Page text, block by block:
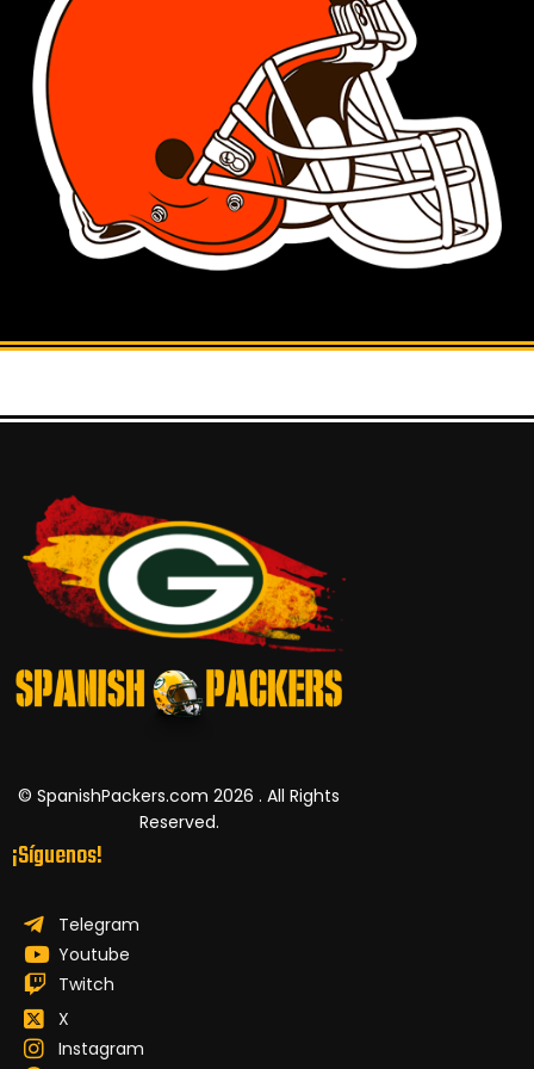
© SpanishPackers.com 2026 . All Rights
Reserved.
¡Síguenos!
Telegram
Youtube
Twitch
X
Instagram